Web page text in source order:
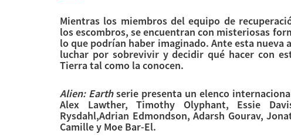
Mientras los miembros del equipo de
los escombros, se encuentran con misteriosas
lo que podrían haber imaginado. Ante esta nueva
luchar por sobrevivir y decidir qué hacer con
Tierra tal como la conocen.
Alien: Earthserie presenta un elenco
Alex Lawther, Timothy Olyphant, Essie
Rysdahl,Adrian Edmondson, Adarsh Gourav,
Camille y Moe Bar-El.